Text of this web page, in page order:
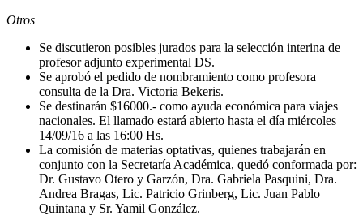
Otros
Se discutieron posibles jurados para la selección interina de
profesor adjunto experimental DS.
Se aprobó el pedido de nombramiento como profesora
consulta de la Dra. Victoria Bekeris.
Se destinarán $16000.- como ayuda económica para viajes
nacionales. El llamado estará abierto hasta el día miércoles
14/09/16 a las 16:00 Hs.
La comisión de materias optativas, quienes trabajarán en
conjunto con la Secretaría Académica, quedó conformada por:
Dr. Gustavo Otero y Garzón, Dra. Gabriela Pasquini, Dra.
Andrea Bragas, Lic. Patricio Grinberg, Lic. Juan Pablo
Quintana y Sr. Yamil González.